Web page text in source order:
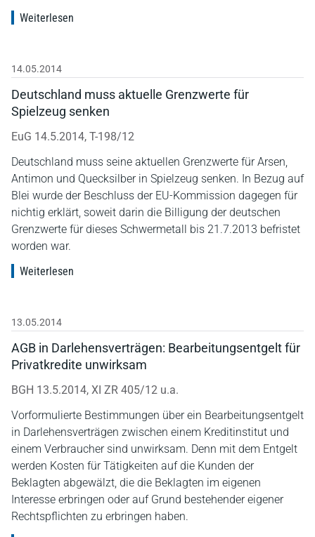
Weiterlesen
14.05.2014
Deutschland muss aktuelle Grenzwerte für
Spielzeug senken
EuG 14.5.2014, T-198/12
Deutschland muss seine aktuellen Grenzwerte für Arsen,
Antimon und Quecksilber in Spielzeug senken. In Bezug auf
Blei wurde der Beschluss der EU-Kommission dagegen für
nichtig erklärt, soweit darin die Billigung der deutschen
Grenzwerte für dieses Schwermetall bis 21.7.2013 befristet
worden war.
Weiterlesen
13.05.2014
AGB in Darlehensverträgen: Bearbeitungsentgelt für
Privatkredite unwirksam
BGH 13.5.2014, XI ZR 405/12 u.a.
Vorformulierte Bestimmungen über ein Bearbeitungsentgelt
in Darlehensverträgen zwischen einem Kreditinstitut und
einem Verbraucher sind unwirksam. Denn mit dem Entgelt
werden Kosten für Tätigkeiten auf die Kunden der
Beklagten abgewälzt, die die Beklagten im eigenen
Interesse erbringen oder auf Grund bestehender eigener
Rechtspflichten zu erbringen haben.